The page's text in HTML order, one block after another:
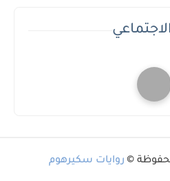
© روايات سكيرهوم